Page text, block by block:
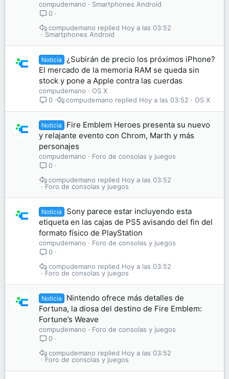
compudemano
Smartphones Android
0
Smartphones Android
Hoy a las 03:52
compudemano
Noticia
¿Subirán de precio los próximos iPhone?
El mercado de la memoria RAM se queda sin
stock y pone a Apple contra las cuerdas
compudemano
OS X
0
OS X
Hoy a las 03:52
compudemano
Noticia
Fire Emblem Heroes presenta su nuevo
y relajante evento con Chrom, Marth y más
personajes
compudemano
Foro de consolas y juegos
0
Foro de consolas y juegos
Hoy a las 03:52
compudemano
Noticia
Sony parece estar incluyendo esta
etiqueta en las cajas de PS5 avisando del fin del
formato físico de PlayStation
compudemano
Foro de consolas y juegos
0
Foro de consolas y juegos
Hoy a las 03:52
compudemano
Noticia
Nintendo ofrece más detalles de
Fortuna, la diosa del destino de Fire Emblem:
Fortune’s Weave
compudemano
Foro de consolas y juegos
0
Foro de consolas y juegos
Hoy a las 03:52
compudemano